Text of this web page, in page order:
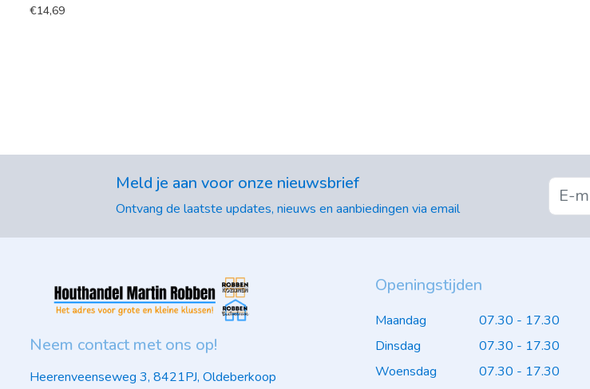
€14,69
Meld je aan voor onze nieuwsbrief
Ontvang de laatste updates, nieuws en aanbiedingen via email
Neem contact met ons op!
Heerenveenseweg 3, 8421PJ, Oldeberkoop
Openingstijden
Maandag
07.30 - 17.30
Dinsdag
07.30 - 17.30
Woensdag
07.30 - 17.30